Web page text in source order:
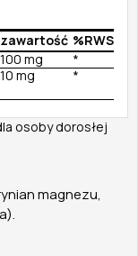
zawartość %RWS
100 mg
*
10 mg *
osoby dorosłej
magnezu,